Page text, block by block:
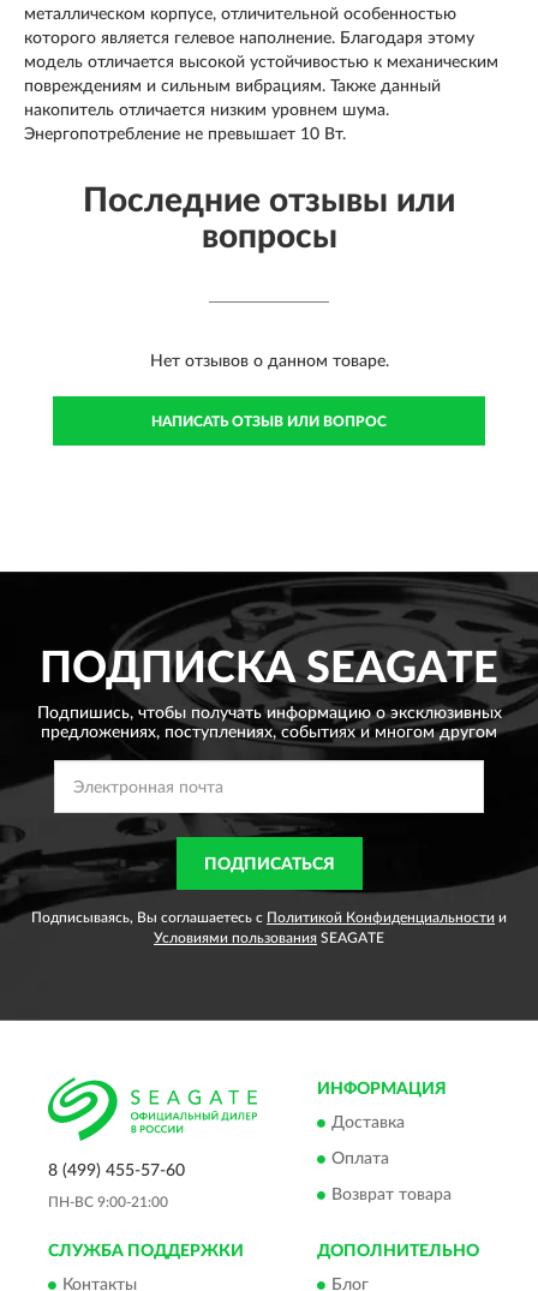
металлическом корпусе, отличительной особенностью
которого является гелевое наполнение. Благодаря этому
модель отличается высокой устойчивостью к механическим
повреждениям и сильным вибрациям. Также данный
накопитель отличается низким уровнем шума.
Энергопотребление не превышает 10 Вт.
Последние отзывы или
вопросы
Нет отзывов о данном товаре.
НАПИСАТЬ ОТЗЫВ ИЛИ ВОПРОС
ПОДПИСКАSEAGATE
Подпишись, чтобы получать информацию о эксклюзивных
предложениях, поступлениях, событиях и многом другом
ПОДПИСАТЬСЯ
Подписываясь, Вы соглашаетесь с Политикой Конфиденциальности и
Условиями пользования SEAGATE
8 (499) 455-57-60
ПН-ВС 9:00-21:00
ИНФОРМАЦИЯ
Доставка
Оплата
Возврат товара
СЛУЖБА ПОДДЕРЖКИ
Контакты
ДОПОЛНИТЕЛЬНО
Блог